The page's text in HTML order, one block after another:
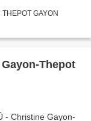
GAYON
Thepot